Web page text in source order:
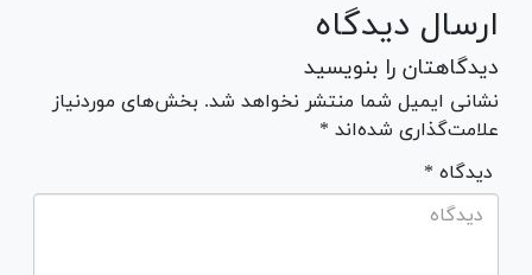
ارسال دیدگاه
دیدگاهتان را بنویسید
نشانی ایمیل شما منتشر نخواهد شد. بخش‌های موردنیاز
علامت‌گذاری شده‌اند *
* دیدگاه